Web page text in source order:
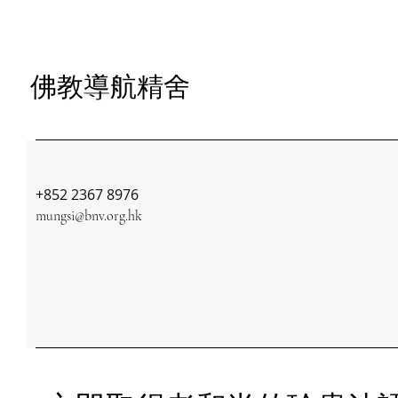
佛教導航精舍
+852 2367 8976
mungsi@bnv.org.hk